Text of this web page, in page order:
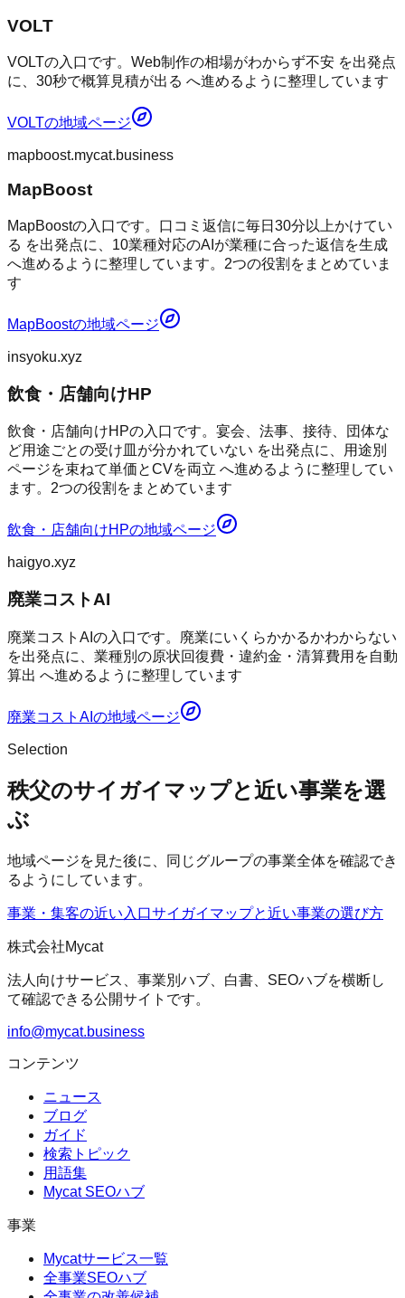
VOLT
VOLTの入口です。Web制作の相場がわからず不安 を出発点
に、30秒で概算見積が出る へ進めるように整理しています
VOLTの地域ページ
mapboost.mycat.business
MapBoost
MapBoostの入口です。口コミ返信に毎日30分以上かけてい
る を出発点に、10業種対応のAIが業種に合った返信を生成
へ進めるように整理しています。2つの役割をまとめていま
す
MapBoostの地域ページ
insyoku.xyz
飲食・店舗向けHP
飲食・店舗向けHPの入口です。宴会、法事、接待、団体な
ど用途ごとの受け皿が分かれていない を出発点に、用途別
ページを束ねて単価とCVを両立 へ進めるように整理してい
ます。2つの役割をまとめています
飲食・店舗向けHPの地域ページ
haigyo.xyz
廃業コストAI
廃業コストAIの入口です。廃業にいくらかかるかわからない
を出発点に、業種別の原状回復費・違約金・清算費用を自動
算出 へ進めるように整理しています
廃業コストAI の地域ページ
Selection
秩父のサイガイマップと近い事業を選
ぶ
地域ページを見た後に、同じグループの事業全体を確認でき
るようにしています。
事業・集客の近い入口サイガイマップと近い事業の選び方
株式会社Mycat
法人向けサービス、事業別ハブ、白書、SEOハブを横断し
て確認できる公開サイトです。
info@mycat.business
コンテンツ
ニュース
ブログ
ガイド
検索トピック
用語集
Mycat SEOハブ
事業
Mycatサービス一覧
全事業SEOハブ